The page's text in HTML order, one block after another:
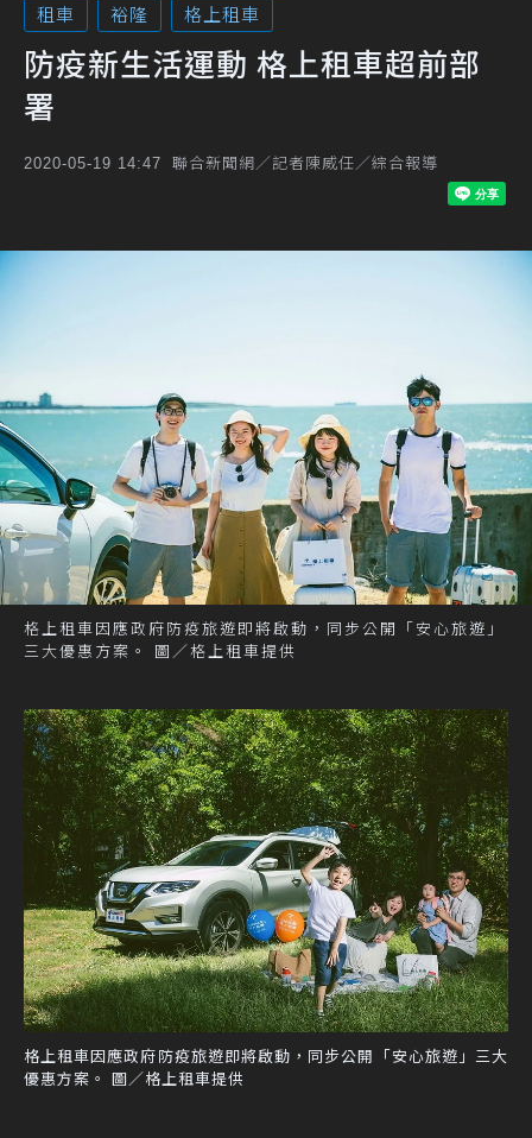
租車 裕隆 格上租車
防疫新生活運動 格上租車超前部
署
2020-05-19 14:47 聯合新聞網／記者陳威任／綜合報導
格上租車因應政府防疫旅遊即將啟動，同步公開「安心旅遊」
三大優惠方案。 圖／格上租車提供
格上租車因應政府防疫旅遊即將啟動，同步公開「安心旅遊」三大
優惠方案。 圖／格上租車提供